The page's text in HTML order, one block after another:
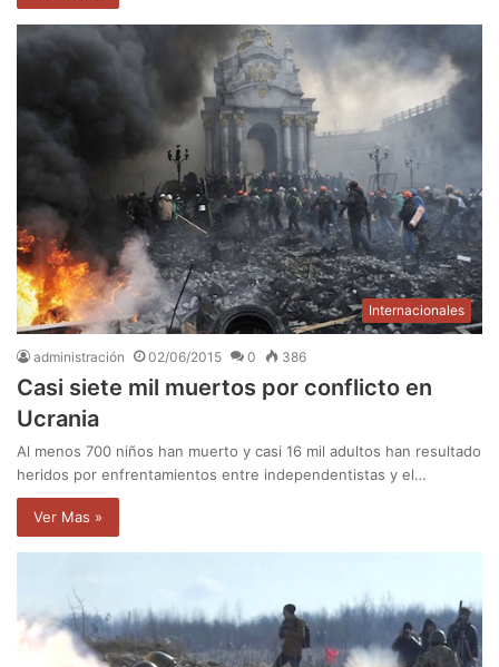
Internacionales
administración 02/06/2015 0 386
Casi siete mil muertos por conflicto en
Ucrania
Al menos 700 niños han muerto y casi 16 mil adultos han resultado
heridos por enfrentamientos entre independentistas y el…
Ver Mas »